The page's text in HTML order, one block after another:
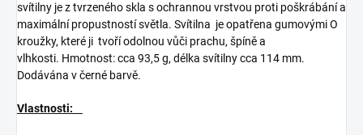
svítilny je z tvrzeného skla s ochrannou vrstvou proti poškrábání a
maximální propustností světla. Svítilna je opatřena gumovými O
kroužky, které ji tvoří odolnou vůči prachu, špíně a
vlhkosti. Hmotnost: cca 93,5 g, délka svítilny cca 114 mm.
Dodávána v černé barvě.
Vlastnosti: